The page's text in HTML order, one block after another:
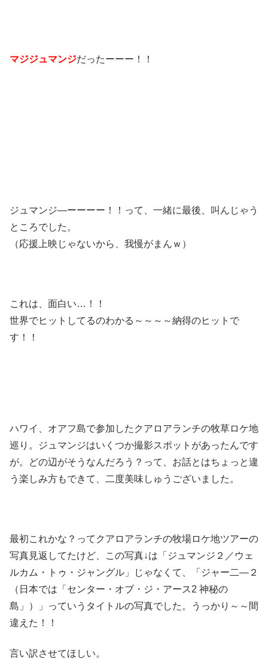
マジジュマンジだったーーー！！
ジュマンジ―ーーーー！！って、一緒に最後、叫んじゃう
ところでした。
（応援上映じゃないから、我慢がまんｗ）
これは、面白い…！！
世界でヒットしてるのわかる～～～～納得のヒットで
す！！
ハワイ、オアフ島で参加したクアロアランチの牧草ロケ地
巡り。ジュマンジはいくつか撮影スポットがあったんです
が。どの辺がそうなんだろう？って、お話とはちょっと違
う楽しみ方もできて、二度美味しゅうございました。
最初これかな？ってクアロアランチの牧場ロケ地ツアーの
写真見返してたけど、この写真↓は「ジュマンジ２／ウェ
ルカム・トゥ・ジャングル」じゃなくて、「ジャー二―２
（日本では「センター・オブ・ジ・アース2 神秘の
島」）」っていうタイトルの写真でした。うっかり～～間
違えた！！
言い訳させてほしい。